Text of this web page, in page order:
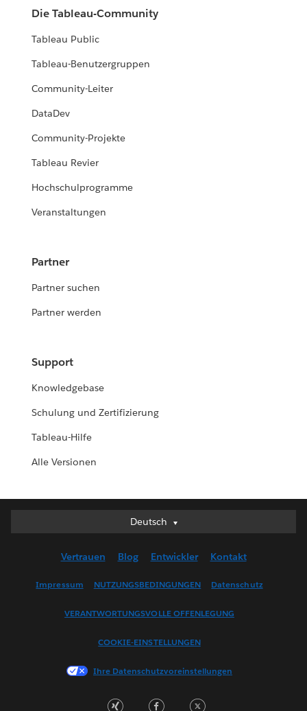
Die Tableau-Community
Tableau Public
Tableau-Benutzergruppen
Community-Leiter
DataDev
Community-Projekte
Tableau Revier
Hochschulprogramme
Veranstaltungen
Partner
Partner suchen
Partner werden
Support
Knowledgebase
Schulung und Zertifizierung
Tableau-Hilfe
Alle Versionen
Deutsch
Deutsch
English (US)
Français (France)
한국어
Vertrauen Blog Entwickler Kontakt
Impressum NUTZUNGSBEDINGUNGEN Datenschutz
VERANTWORTUNGSVOLLE OFFENLEGUNG
COOKIE-EINSTELLUNGEN
Ihre Datenschutzvoreinstellungen